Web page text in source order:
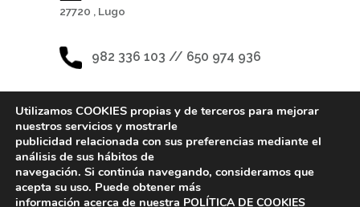
27720 , Lugo
982 336 103 // 650 974 936
REDES SOCIALES
Utilizamos COOKIES propias y de terceros para mejorar
nuestros servicios y mostrarle
publicidad relacionada con sus preferencias mediante el
análisis de sus hábitos de
navegación. Si continúa navegando, consideramos que
acepta su uso. Puede obtener más
información acerca de nuestra POLÍTICA DE COOKIES